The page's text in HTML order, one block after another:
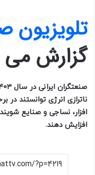
تلویزیون
گزارش
ناترازی انرژی توانستند در
افزار، نساجی و صنایع
افزایش دهند.